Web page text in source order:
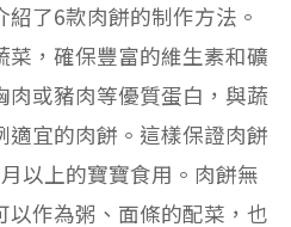
了6款肉餅的制作方法。
，確保豐富的維生素和礦
或豬肉等優質蛋白，與蔬
適宜的肉餅。這樣保證肉餅
以上的寶寶食用。肉餅無
以作為粥、面條的配菜，也